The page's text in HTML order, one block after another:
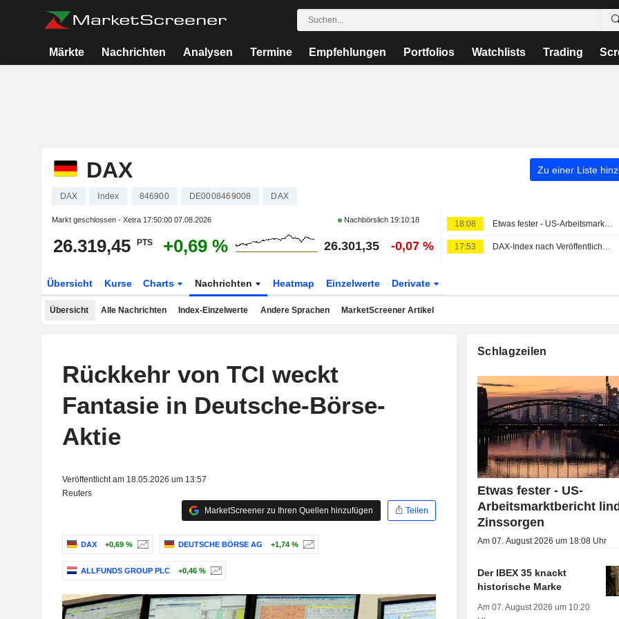
Märkte Nachrichten Analysen Termine Empfehlungen Portfolios Watchlists Trading
DAX Zu einer Liste
DAX Index 846900 DE0008469008 DAX
Markt geschlossen - Xetra 17:50:00 07.08.2026 Nachbörslich 19:10:18
26.319,45 PTS +0,69 % 26.301,35 -0,07 %
18:08 Etwas fester - US-Arbeitsmarktbericht lindert Zinssorgen
17:53 DAX-Index nach Veröffentlichung deutscher Industrie- und Handelsdaten fester
Übersicht Kurse Charts Nachrichten Heatmap Einzelwerte Derivate
Übersicht Alle Nachrichten Index-Einzelwerte Andere Sprachen MarketScreener Artikel
Rückkehr von TCI weckt
Fantasie in Deutsche-Börse-
Aktie
Veröffentlicht am 18.05.2026 um 13:57
Reuters
MarketScreener zu Ihren Quellen hinzufügen
Teilen
DAX +0,69 % DEUTSCHE BÖRSE AG +1,74 %
ALLFUNDS GROUP PLC +0,46 %
Schlagzeilen
Etwas fester - US-
Arbeitsmarktbericht
Zinssorgen
Am 07. August 2026 um 18:08 Uhr
Der IBEX 35 knackt
historische Marke
Am 07. August 2026 um 10:20